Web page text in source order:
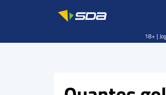
18+ |